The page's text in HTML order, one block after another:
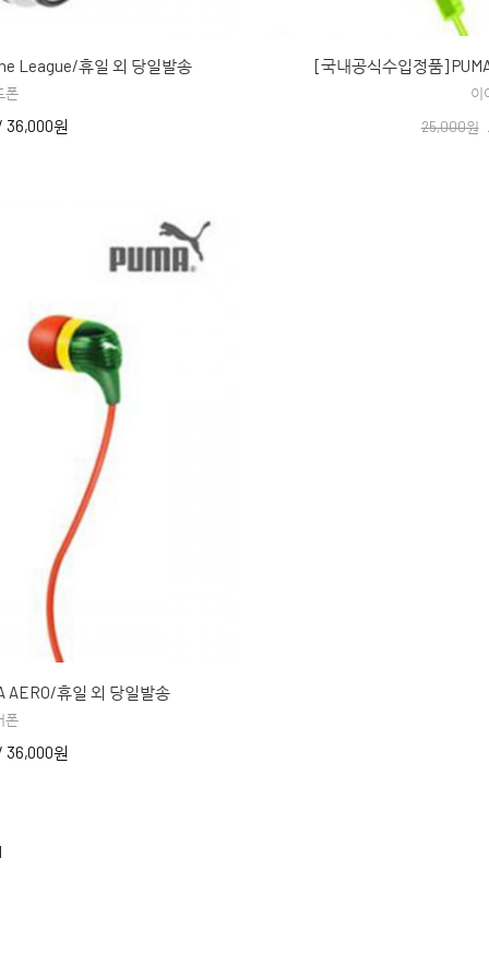
League/휴일 외 당일발송
폰
36,000원
[국내공식수입정품]
이
25,000원
AERO/휴일 외 당일발송
폰
36,000원